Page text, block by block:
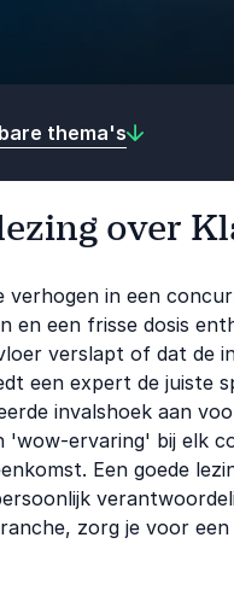
thema's
over
in een
een frisse dosis
verslapt of dat de
een expert de juiste
invalshoek aan
ervaring' bij elk
Een goede
zorg je voor een